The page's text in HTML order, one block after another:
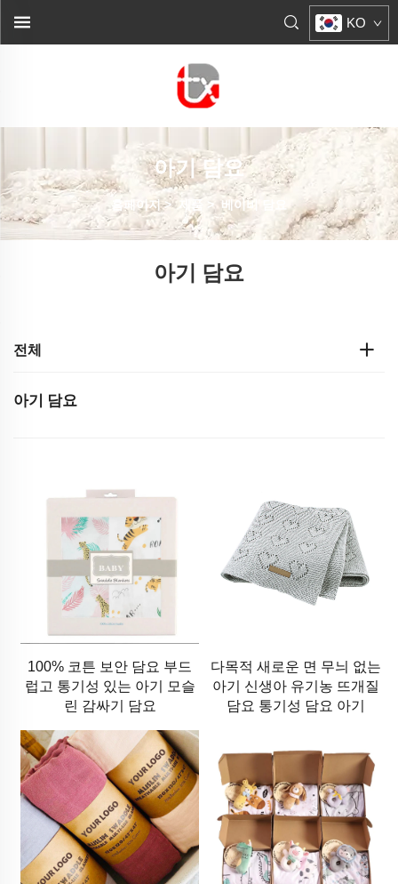
KO
아기 담요
홈페이지> 제품 > 베이비 담요
아기 담요
전체
아기 담요
100% 코튼 보안 담요 부드
럽고 통기성 있는 아기 모슬
린 감싸기 담요
다목적 새로운 면 무늬 없는
아기 신생아 유기농 뜨개질
담요 통기성 담요 아기